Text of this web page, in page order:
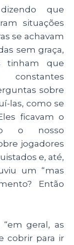
que
situações
se achavam
sem graça,
tinham que
sobre
las, como se
ficavam o
o nosso
jogadores
e, até,
um “mas
Então
geral, as
cobrir para ir